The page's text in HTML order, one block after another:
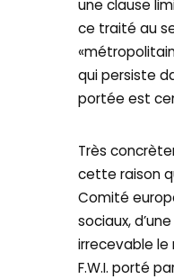
une clause
ce traité au
qui persiste
portée est
Très
cette raison
Comité
sociaux,
irrecevable le
F.W.I. porté